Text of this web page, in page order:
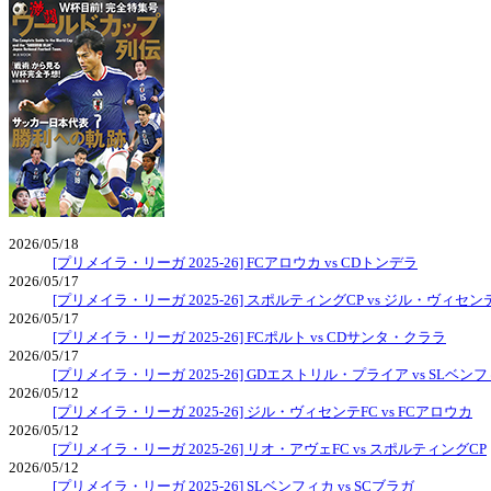
2026/05/18
[プリメイラ・リーガ 2025-26] FCアロウカ vs CDトンデラ
2026/05/17
[プリメイラ・リーガ 2025-26] スポルティングCP vs ジル・ヴィセン
2026/05/17
[プリメイラ・リーガ 2025-26] FCポルト vs CDサンタ・クララ
2026/05/17
[プリメイラ・リーガ 2025-26] GDエストリル・プライア vs SLベンフ
2026/05/12
[プリメイラ・リーガ 2025-26] ジル・ヴィセンテFC vs FCアロウカ
2026/05/12
[プリメイラ・リーガ 2025-26] リオ・アヴェFC vs スポルティングCP
2026/05/12
[プリメイラ・リーガ 2025-26] SLベンフィカ vs SCブラガ